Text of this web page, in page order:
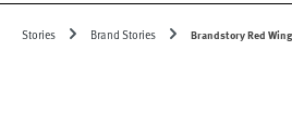
Stories Brand Stories Brandstory Red